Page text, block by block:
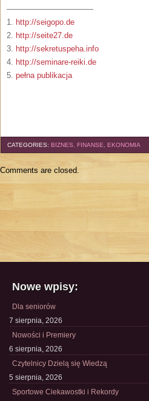
———————————
1. http://seigopo.de
2. http://seite27.de
3. http://sekretuspeha.info
4. http://seminare-reiki.de
5. pełna publikacja
CATEGORIES: BIZNES, FINANSE, EKONOMIA
Comments are closed.
Nowe wpisy:
Dla seniorów
7 sierpnia, 2026
Nowości i Premiery
6 sierpnia, 2026
Czytelnicy Dzielą się Wiedzą
5 sierpnia, 2026
Sportowe Ciekawostki i Rekordy